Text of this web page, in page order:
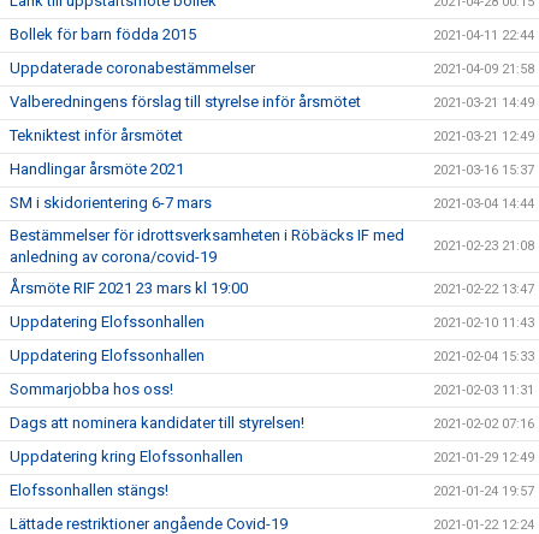
Bollek för barn födda 2015 2021-04-11 22:44
Uppdaterade coronabestämmelser 2021-04-09 21:58
Valberedningens förslag till styrelse inför årsmötet 2021-03-21 14:49
Tekniktest inför årsmötet 2021-03-21 12:49
Handlingar årsmöte 2021 2021-03-16 15:37
SM i skidorientering 6-7 mars 2021-03-04 14:44
Bestämmelser för idrottsverksamheten i Röbäcks IF med
anledning av corona/covid-19
2021-02-23 21:08
Årsmöte RIF 2021 23 mars kl 19:00 2021-02-22 13:47
Uppdatering Elofssonhallen 2021-02-10 11:43
Uppdatering Elofssonhallen 2021-02-04 15:33
Sommarjobba hos oss! 2021-02-03 11:31
Dags att nominera kandidater till styrelsen! 2021-02-02 07:16
Uppdatering kring Elofssonhallen 2021-01-29 12:49
Elofssonhallen stängs! 2021-01-24 19:57
Lättade restriktioner angående Covid-19 2021-01-22 12:24